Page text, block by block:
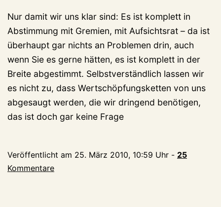
Nur damit wir uns klar sind: Es ist komplett in
Abstimmung mit Gremien, mit Aufsichtsrat – da ist
überhaupt gar nichts an Problemen drin, auch
wenn Sie es gerne hätten, es ist komplett in der
Breite abgestimmt. Selbstverständlich lassen wir
es nicht zu, dass Wertschöpfungsketten von uns
abgesaugt werden, die wir dringend benötigen,
das ist doch gar keine Frage
Veröffentlicht am 25. März 2010, 10:59 Uhr - 25
Kommentare